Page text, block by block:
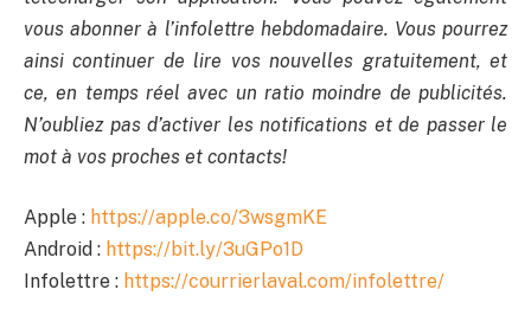
vous abonner à l’infolettre hebdomadaire. Vous pourrez
ainsi continuer de lire vos nouvelles gratuitement, et
ce, en temps réel avec un ratio moindre de publicités.
N’oubliez pas d’activer les notifications et de passer le
mot à vos proches et contacts!
Apple : https://apple.co/3wsgmKE
Android : https://bit.ly/3uGPo1D
Infolettre : https://courrierlaval.com/infolettre/